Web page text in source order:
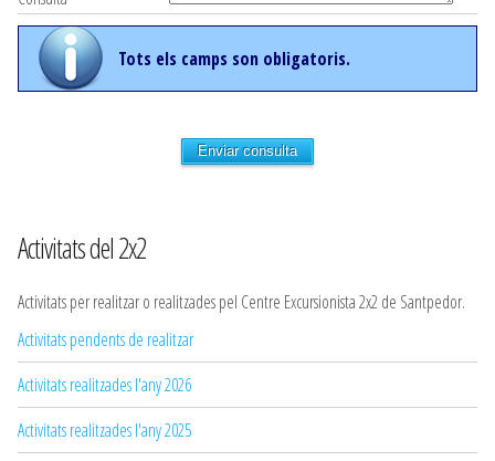
Tots els camps son obligatoris.
Enviar consulta
Activitats del 2x2
Activitats per realitzar o realitzades pel Centre Excursionista 2x2 de Santpedor.
Activitats pendents de realitzar
Activitats realitzades l'any 2026
Activitats realitzades l'any 2025